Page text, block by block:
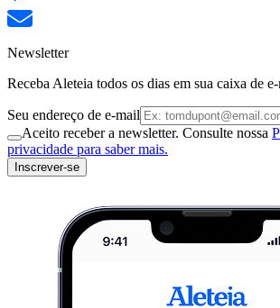
Newsletter
Receba Aleteia todos os dias em sua caixa de
Seu endereço de e-mail
Aceito receber a newsletter. Consulte nossa
privacidade para saber mais.
Inscrever-se